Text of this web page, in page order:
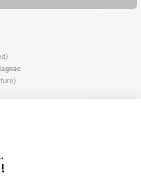
300 m)